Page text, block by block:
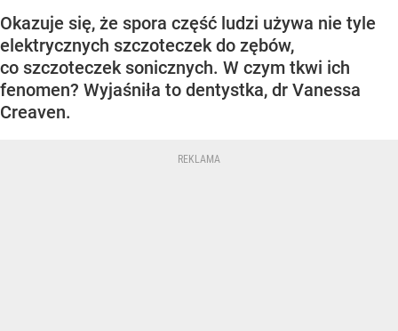
Okazuje się, że spora część ludzi używa nie tyle
elektrycznych szczoteczek do zębów,
co szczoteczek sonicznych. W czym tkwi ich
fenomen? Wyjaśniła to dentystka, dr Vanessa
Creaven.